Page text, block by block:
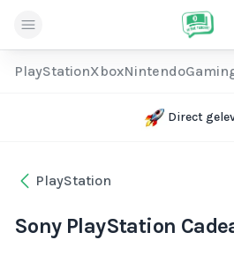
PlayStationXboxNintendo
Direct
PlayStation
Sony PlayStation